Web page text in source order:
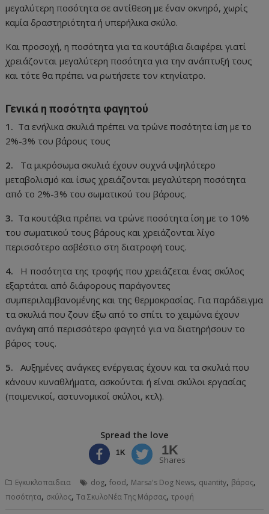
μεγαλύτερη ποσότητα σε αντίθεση με έναν οκνηρό, χωρίς
καμία δραστηριότητα ή υπερήλικα σκύλο.
Και προσοχή, η ποσότητα για τα κουτάβια διαφέρει γιατί
χρειάζονται μεγαλύτερη ποσότητα για την ανάπτυξή τους
και τότε θα πρέπει να ρωτήσετε τον κτηνίατρο.
Γενικά η ποσότητα φαγητού
1. Τα ενήλικα σκυλιά πρέπει να τρώνε ποσότητα ίση με το
2%-3% του βάρους τους
2. Τα μικρόσωμα σκυλιά έχουν συχνά υψηλότερο
μεταβολισμό και ίσως χρειάζονται μεγαλύτερη ποσότητα
από το 2%-3% του σωματικού του βάρους.
3. Τα κουτάβια πρέπει να τρώνε ποσότητα ίση με το 10%
του σωματικού τους βάρους και χρειάζονται λίγο
περισσότερο ασβέστιο στη διατροφή τους.
4. Η ποσότητα της τροφής που χρειάζεται ένας σκύλος
εξαρτάται από διάφορους παράγοντες
συμπεριλαμβανομένης και της θερμοκρασίας. Για παράδειγμα
τα σκυλιά που ζουν έξω από το σπίτι το χειμώνα έχουν
ανάγκη από περισσότερο φαγητό για να διατηρήσουν το
βάρος τους.
5. Αυξημένες ανάγκες ενέργειας έχουν και τα σκυλιά που
κάνουν κυναθλήματα, ασκούνται ή είναι σκύλοι εργασίας
(ποιμενικοί, αστυνομικοί σκύλοι, κτλ).
Spread the love
1K 1K
Shares
Εγκυκλοπαιδεια dog,food, Marsa's Dog News, quantity, βάρος,
ποσότητα, σκύλος,Τα ΣκυλοΝέα Της Μάρσας,τροφή